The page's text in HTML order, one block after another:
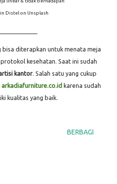
Distel on Unsplash
diterapkan untuk menata meja
kesehatan. Saat ini sudah
kantor. Salah satu yang cukup
arkadiafurniture.co.id karena sudah
kualitas yang baik.
BERBAGI